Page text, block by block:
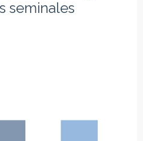
seminales